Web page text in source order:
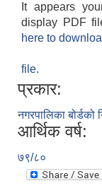
It appears
display PDF
here to
file.
प्रकार:
नगरपालिका बोर्डको
आर्थिक वर्ष:
७९/८०